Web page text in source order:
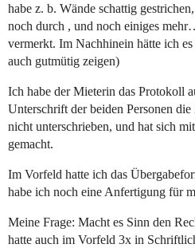
habe z. b. Wände schattig
noch durch , und noch einiges
vermerkt. Im Nachhinein hätte ich
auch gutmütig zeigen)
Ich habe der Mieterin das Protokoll
Unterschrift der beiden Personen
nicht unterschrieben, und hat sich
gemacht.
Im Vorfeld hatte ich das
habe ich noch eine Anfertigung für
Meine Frage: Macht es Sinn den
hatte auch im Vorfeld 3x in